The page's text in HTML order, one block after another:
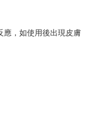
應，如使用後出現皮膚